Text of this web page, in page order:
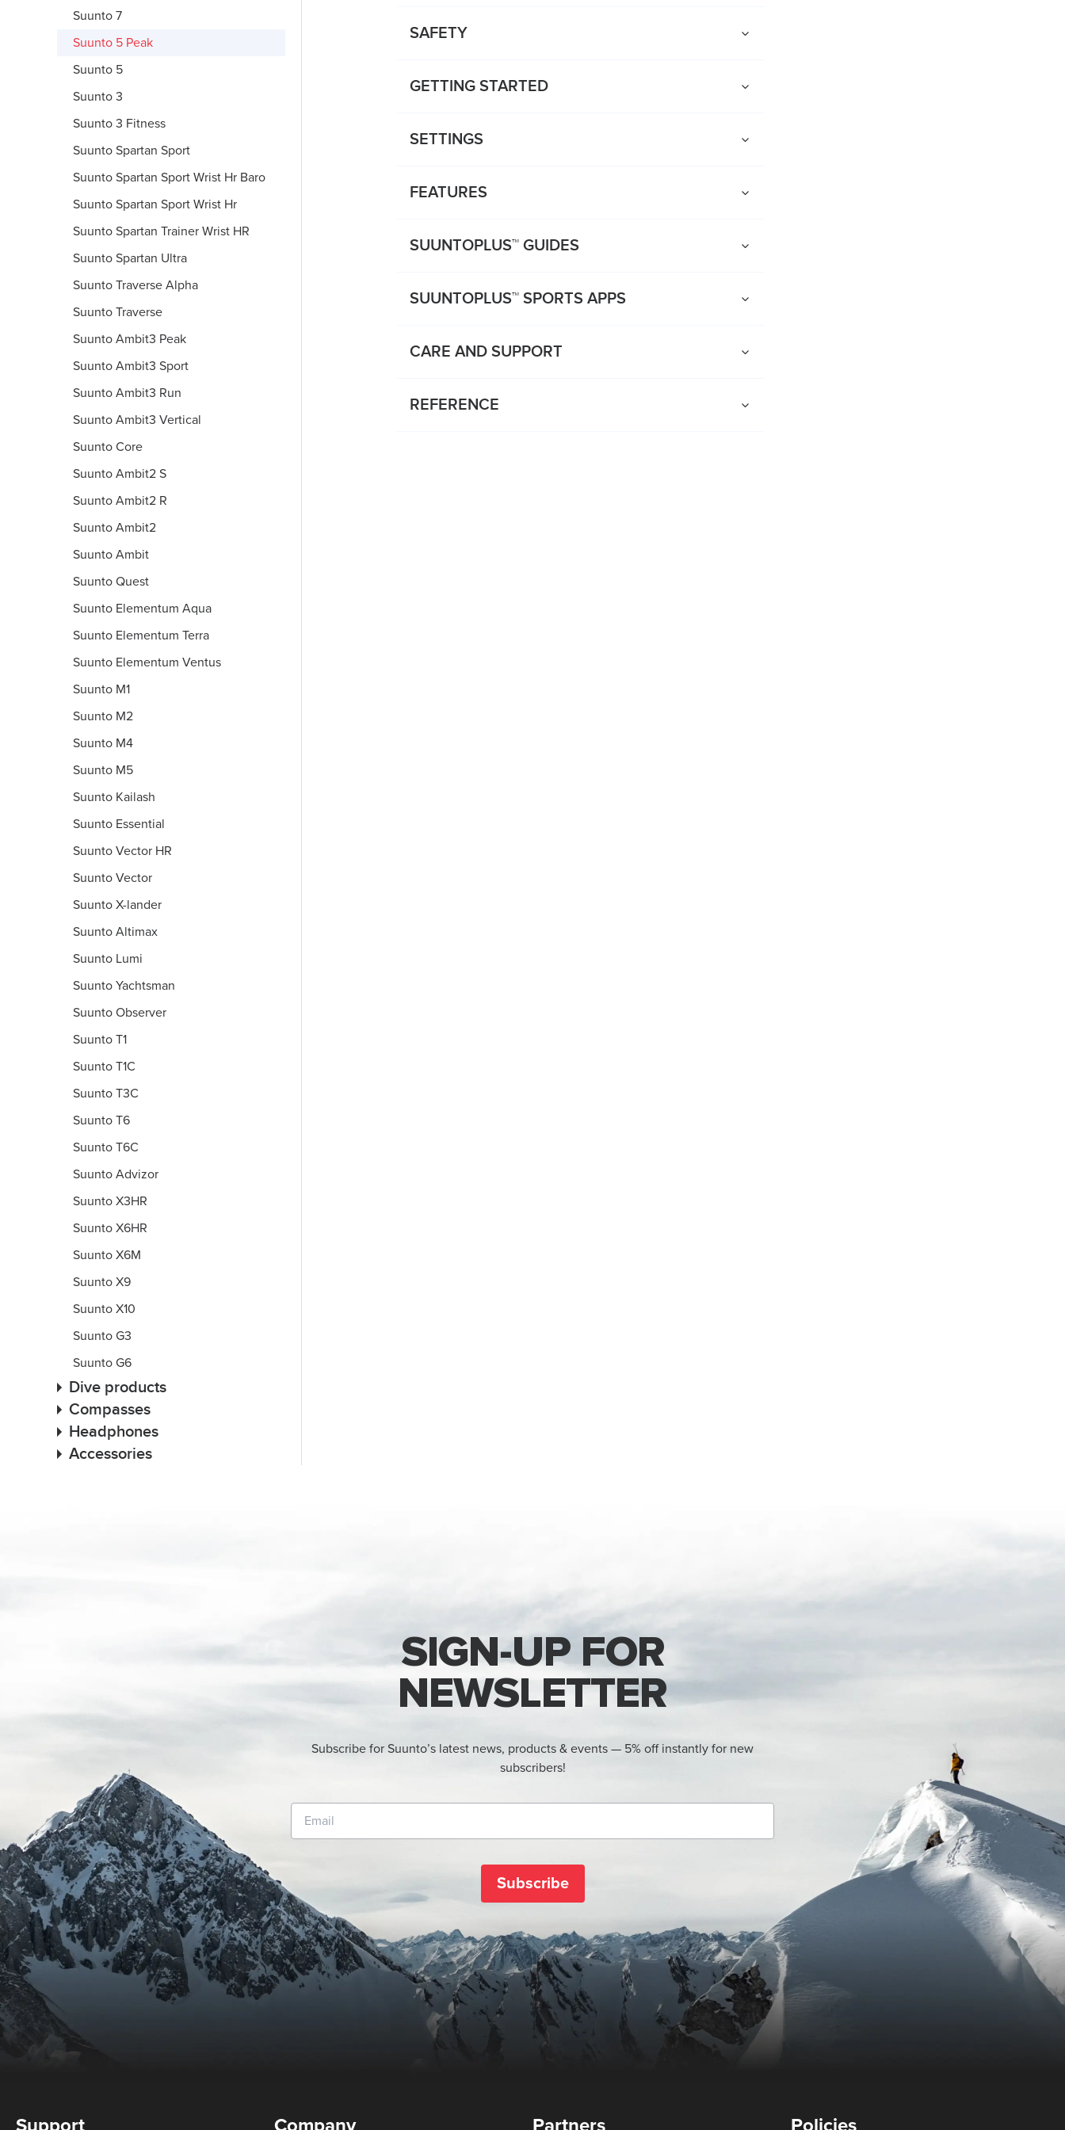
Suunto 7
Suunto 5 Peak
Suunto 5
Suunto 3
Suunto 3 Fitness
Suunto Spartan Sport
Suunto Spartan Sport Wrist Hr Baro
Suunto Spartan Sport Wrist Hr
Suunto Spartan Trainer Wrist HR
Suunto Spartan Ultra
Suunto Traverse Alpha
Suunto Traverse
Suunto Ambit3 Peak
Suunto Ambit3 Sport
Suunto Ambit3 Run
Suunto Ambit3 Vertical
Suunto Core
Suunto Ambit2 S
Suunto Ambit2 R
Suunto Ambit2
Suunto Ambit
Suunto Quest
Suunto Elementum Aqua
Suunto Elementum Terra
Suunto Elementum Ventus
Suunto M1
Suunto M2
Suunto M4
Suunto M5
Suunto Kailash
Suunto Essential
Suunto Vector HR
Suunto Vector
Suunto X-lander
Suunto Altimax
Suunto Lumi
Suunto Yachtsman
Suunto Observer
Suunto T1
Suunto T1C
Suunto T3C
Suunto T6
Suunto T6C
Suunto Advizor
Suunto X3HR
Suunto X6HR
Suunto X6M
Suunto X9
Suunto X10
Suunto G3
Suunto G6
Dive products
Compasses
Headphones
Accessories
SAFETY
GETTING STARTED
SETTINGS
FEATURES
SUUNTOPLUS™ GUIDES
SUUNTOPLUS™ SPORTS APPS
CARE AND SUPPORT
REFERENCE
SIGN-UP FOR
NEWSLETTER
Subscribe for Suunto’s latest news, products & events — 5% off instantly for new
subscribers!
Subscribe
Support Company Partners Policies